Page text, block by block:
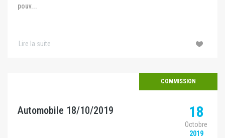
pouv...
Lire la suite
COMMISSION
Automobile 18/10/2019 18
Octobre
2019